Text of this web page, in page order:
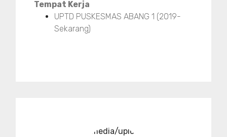
Tempat Kerja
UPTD PUSKESMAS ABANG 1 (2019-
Sekarang)
../media/upload